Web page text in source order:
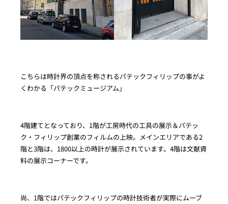
こちらは時計界の頂点を称されるパテックフィリップの事がよ
くわかる「パテックミュージアム」
4階建てとなっており、1階が工房時代の工具の展示＆パテッ
ク・フィリップ創業のフィルムの上映。メインエリアである2
階と3階は、1800以上の時計が展示されています。4階は文献資
料の展示コーナーです。
尚、1階ではパテックフィリップの時計技術者が実際にムーブ